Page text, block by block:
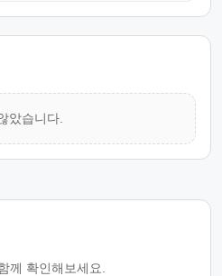
았습니다.
께 확인해보세요.